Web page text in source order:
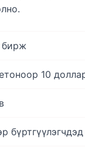
бирж
10